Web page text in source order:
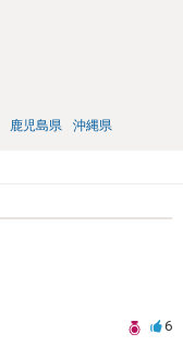
鹿児島県 沖縄県
6